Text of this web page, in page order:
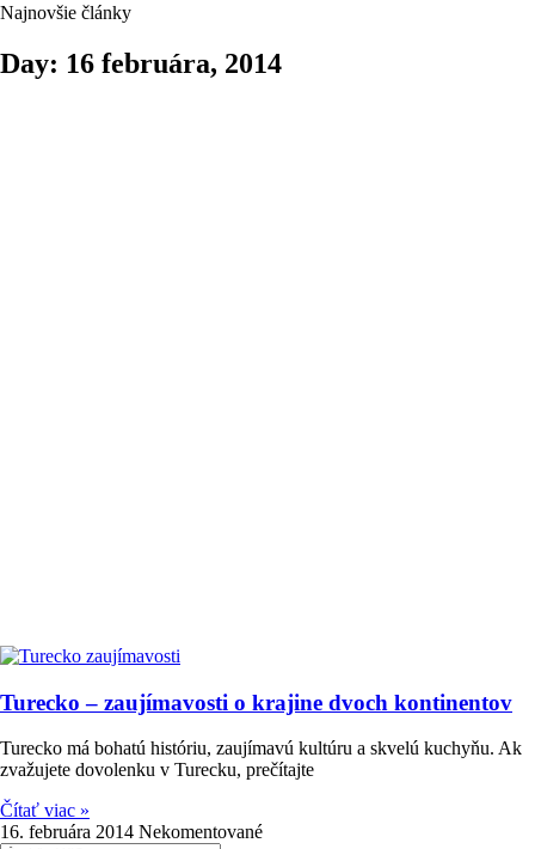
Najnovšie články
Day: 16 februára, 2014
Turecko – zaujímavosti o krajine dvoch kontinentov
Turecko má bohatú históriu, zaujímavú kultúru a skvelú kuchyňu. Ak
zvažujete dovolenku v Turecku, prečítajte
Čítať viac »
16. februára 2014 Nekomentované